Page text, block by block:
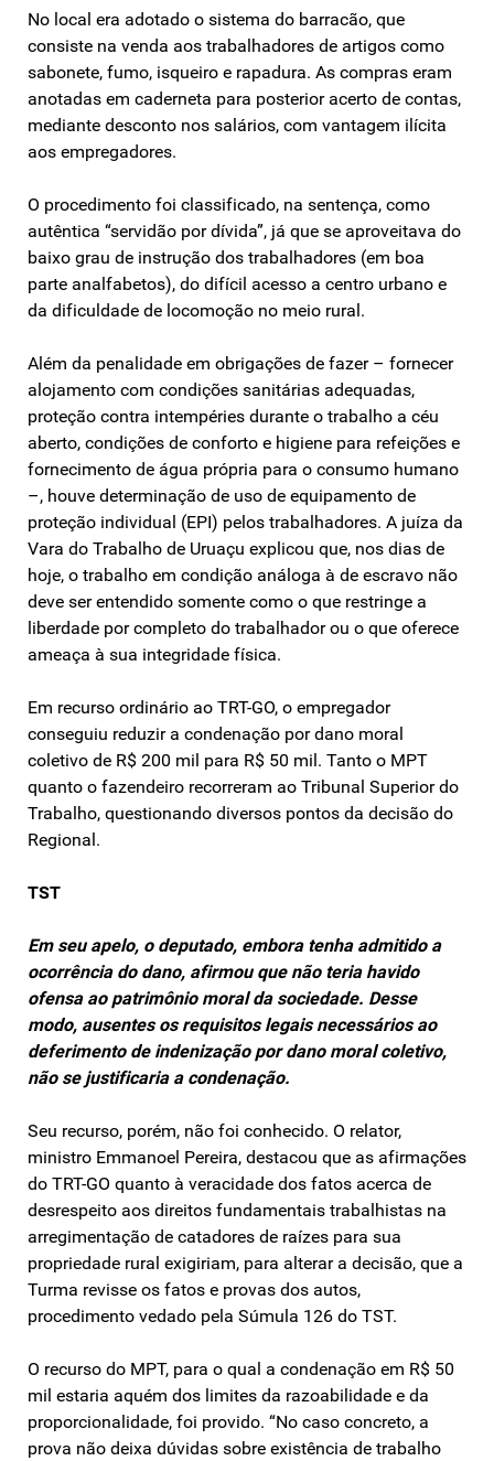
No local era adotado o sistema do barracão, que
consiste na venda aos trabalhadores de artigos como
sabonete, fumo, isqueiro e rapadura. As compras eram
anotadas em caderneta para posterior acerto de contas,
mediante desconto nos salários, com vantagem ilícita
aos empregadores.
O procedimento foi classificado, na sentença, como
autêntica “servidão por dívida”, já que se aproveitava do
baixo grau de instrução dos trabalhadores (em boa
parte analfabetos), do difícil acesso a centro urbano e
da dificuldade de locomoção no meio rural.
Além da penalidade em obrigações de fazer – fornecer
alojamento com condições sanitárias adequadas,
proteção contra intempéries durante o trabalho a céu
aberto, condições de conforto e higiene para refeições e
fornecimento de água própria para o consumo humano
–, houve determinação de uso de equipamento de
proteção individual (EPI) pelos trabalhadores. A juíza da
Vara do Trabalho de Uruaçu explicou que, nos dias de
hoje, o trabalho em condição análoga à de escravo não
deve ser entendido somente como o que restringe a
liberdade por completo do trabalhador ou o que oferece
ameaça à sua integridade física.
Em recurso ordinário ao TRT-GO, o empregador
conseguiu reduzir a condenação por dano moral
coletivo de R$ 200 mil para R$ 50 mil. Tanto o MPT
quanto o fazendeiro recorreram ao Tribunal Superior do
Trabalho, questionando diversos pontos da decisão do
Regional.
TST
Em seu apelo, o deputado, embora tenha admitido a
ocorrência do dano, afirmou que não teria havido
ofensa ao patrimônio moral da sociedade. Desse
modo, ausentes os requisitos legais necessários ao
deferimento de indenização por dano moral coletivo,
não se justificaria a condenação.
Seu recurso, porém, não foi conhecido. O relator,
ministro Emmanoel Pereira, destacou que as afirmações
do TRT-GO quanto à veracidade dos fatos acerca de
desrespeito aos direitos fundamentais trabalhistas na
arregimentação de catadores de raízes para sua
propriedade rural exigiriam, para alterar a decisão, que a
Turma revisse os fatos e provas dos autos,
procedimento vedado pela Súmula 126 do TST.
O recurso do MPT, para o qual a condenação em R$ 50
mil estaria aquém dos limites da razoabilidade e da
proporcionalidade, foi provido. “No caso concreto, a
prova não deixa dúvidas sobre existência de trabalho